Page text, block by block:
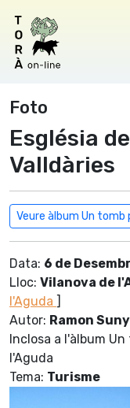
Foto
Església
Valldàries
Veure àlbum Un tomb
Data: 6 de
Lloc: Vilanova de
l'Aguda ]
Autor: Ramon
Inclosa a l'àlbum
l'Aguda
Tema: Turisme